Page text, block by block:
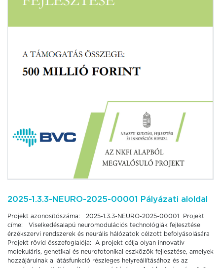
2025-1.3.3-NEURO-2025-00001 Pályázati aloldal
Projekt azonosítószáma: 2025-1.3.3-NEURO-2025-00001 Projekt
címe: Viselkedésalapú neuromodulációs technológiák fejlesztése
érzékszervi rendszerek és neurális hálózatok célzott befolyásolására
Projekt rövid összefoglalója: A projekt célja olyan innovatív
molekuláris, genetikai és neurofotonikai eszközök fejlesztése, amelyek
hozzájárulnak a látásfunkció részleges helyreállításához és az